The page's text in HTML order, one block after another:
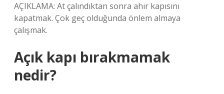
AÇIKLAMA: At çalındıktan sonra ahır kapısını
kapatmak. Çok geç olduğunda önlem almaya
çalışmak.
Açık kapı bırakmamak
nedir?